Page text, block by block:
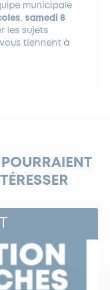
municipale
, samedi 8
les sujets
tiennent à